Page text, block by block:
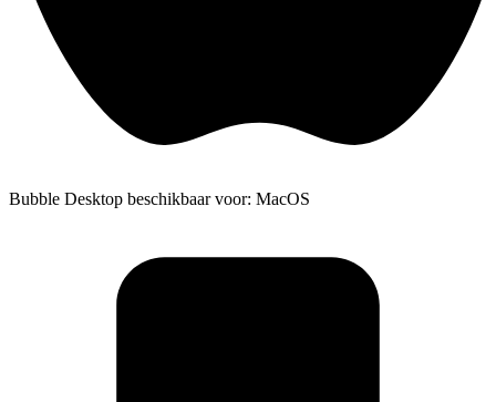
Bubble Desktop beschikbaar voor: MacOS